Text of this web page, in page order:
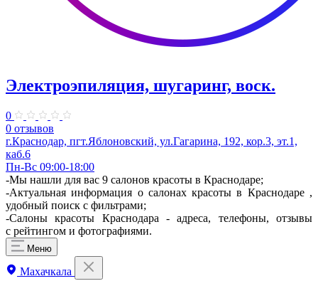
Электроэпиляция, шугаринг, воск.
0
0 отзывов
г.Краснодар, пгт.Яблоновский, ул.Гагарина, 192, кор.3, эт.1,
каб.6
Пн-Вс 09:00-18:00
-Мы нашли для вас 9 салонов красоты в Краснодаре;
-Актуальная информация о салонах красоты в Краснодаре ,
удобный поиск с фильтрами;
-Салоны красоты Краснодара - адреса, телефоны, отзывы
с рейтингом и фотографиями.
Меню
Махачкала